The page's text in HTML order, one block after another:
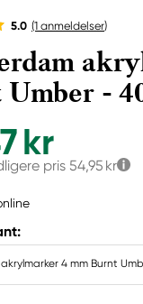
5.0 (1 anmeldelser)
-
kr
pris 54,95 kr
4 mm Burnt